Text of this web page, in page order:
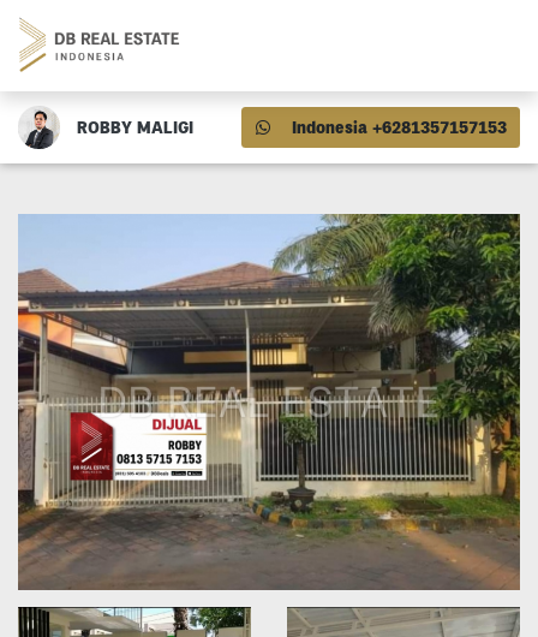
ROBBY MALIGI Indonesia +6281357157153